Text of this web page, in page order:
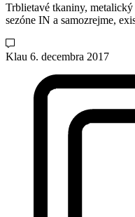
Trblietavé tkaniny,
sezóne IN a samozrejme,
Klau 6. decembra 2017